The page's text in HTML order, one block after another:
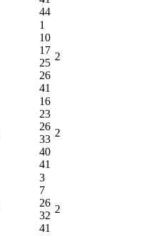
44
1
10
17
25
26
41
2
16
23
26
33
40
41
2
3
7
26
32
41
2